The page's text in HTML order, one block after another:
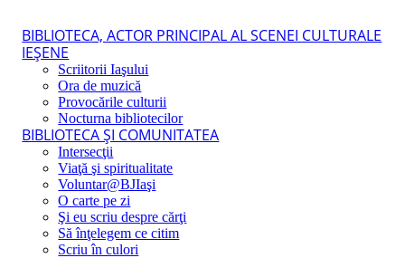
BIBLIOTECA, ACTOR PRINCIPAL AL SCENEI CULTURALE
IEŞENE
Scriitorii Iaşului
Ora de muzică
Provocările culturii
Nocturna bibliotecilor
BIBLIOTECA ŞI COMUNITATEA
Intersecţii
Viaţă şi spiritualitate
Voluntar@BJIaşi
O carte pe zi
Şi eu scriu despre cărţi
Să înţelegem ce citim
Scriu în culori